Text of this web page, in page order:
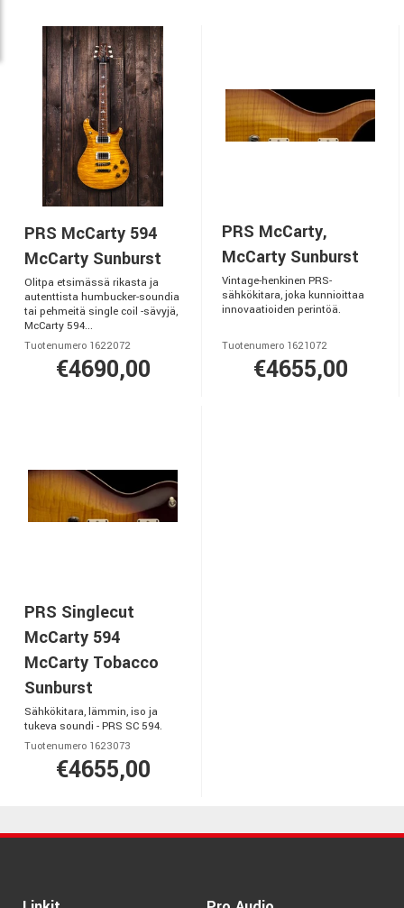
PRS McCarty 594
McCarty Sunburst
Olitpa etsimässä rikasta ja
autenttista humbucker-soundia
tai pehmeitä single coil -sävyjä,
McCarty 594...
Tuotenumero 1622072
€4690,00
PRS McCarty,
McCarty Sunburst
Vintage-henkinen PRS-
sähkökitara, joka kunnioittaa
innovaatioiden perintöä.
Tuotenumero 1621072
€4655,00
PRS Singlecut
McCarty 594
McCarty Tobacco
Sunburst
Sähkökitara, lämmin, iso ja
tukeva soundi - PRS SC 594.
Tuotenumero 1623073
€4655,00